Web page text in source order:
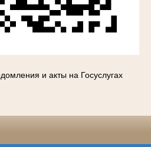
и акты на Госуслугах